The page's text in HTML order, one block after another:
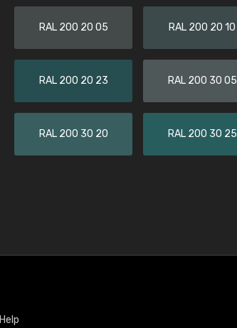
RAL 200 20 05 RAL 200 20 10
RAL 200 20 23 RAL 200 30 05
RAL 200 30 20 RAL 200 30 25
Help